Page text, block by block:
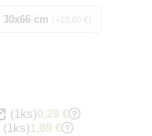
30x66 cm +13,60 €
(1ks)0,29 €
(1ks)1,89 €